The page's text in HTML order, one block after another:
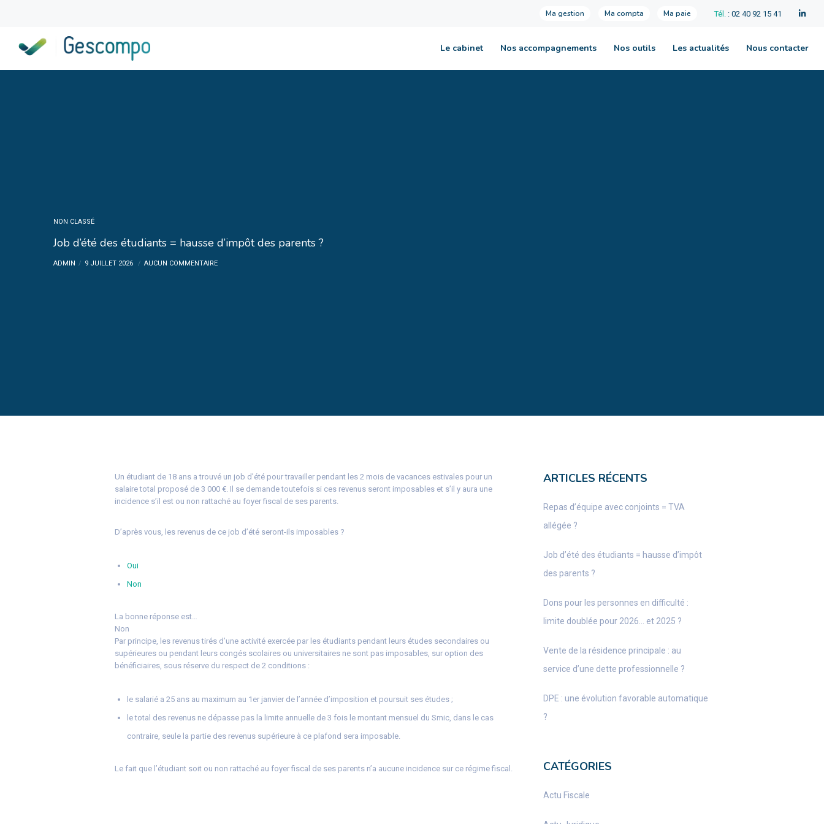
Ma gestion Ma compta Ma paie Tél. : 02 40 92 15 41
Le cabinet Nos accompagnements Nos outils Les actualités Nous contacter
NON CLASSÉ
Job d’été des étudiants = hausse d’impôt des parents ?
ADMIN 9 JUILLET 2026 AUCUN COMMENTAIRE
Un étudiant de 18 ans a trouvé un job d’été pour travailler pendant les 2 mois de vacances estivales pour un
salaire total proposé de 3 000 €. Il se demande toutefois si ces revenus seront imposables et s’il y aura une
incidence s’il est ou non rattaché au foyer fiscal de ses parents.
D’après vous, les revenus de ce job d’été seront-ils imposables ?
Oui
Non
La bonne réponse est…
Non
Par principe, les revenus tirés d’une activité exercée par les étudiants pendant leurs études secondaires ou
supérieures ou pendant leurs congés scolaires ou universitaires ne sont pas imposables, sur option des
bénéficiaires, sous réserve du respect de 2 conditions :
le salarié a 25 ans au maximum au 1er janvier de l’année d’imposition et poursuit ses études ;
le total des revenus ne dépasse pas la limite annuelle de 3 fois le montant mensuel du Smic, dans le cas
contraire, seule la partie des revenus supérieure à ce plafond sera imposable.
Le fait que l’étudiant soit ou non rattaché au foyer fiscal de ses parents n’a aucune incidence sur ce régime fiscal.
ARTICLES RÉCENTS
Repas d’équipe avec conjoints = TVA
allégée ?
Job d’été des étudiants = hausse d’impôt
des parents ?
Dons pour les personnes en difficulté :
limite doublée pour 2026… et 2025 ?
Vente de la résidence principale : au
service d’une dette professionnelle ?
DPE : une évolution favorable automatique
?
CATÉGORIES
Actu Fiscale